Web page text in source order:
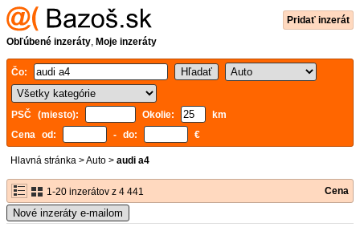
Pridať inzerát
Obľúbené inzeráty, Moje inzeráty
Čo:
PSČ (miesto): Okolie:
km
Cena od:
- do: €
Hlavná stránka >Auto > audi a4
1-20 inzerátov z 4 441 Cena
Nové inzeráty e-mailom